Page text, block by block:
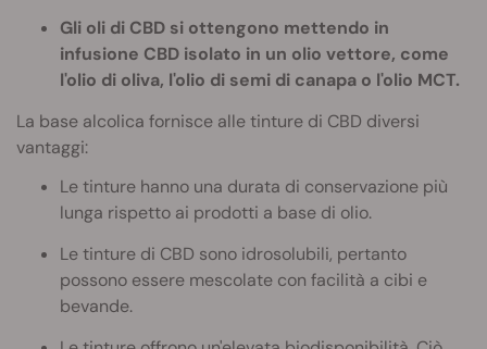
Gli oli di CBD si ottengono mettendo in
infusione CBD isolato in un olio vettore, come
l'olio di oliva, l'olio di semi di canapa o l'olio MCT.
La base alcolica fornisce alle tinture di CBD diversi
vantaggi:
Le tinture hanno una durata di conservazione più
lunga rispetto ai prodotti a base di olio.
Le tinture di CBD sono idrosolubili, pertanto
possono essere mescolate con facilità a cibi e
bevande.